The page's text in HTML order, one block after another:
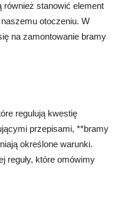
stanowić element
otoczeniu. W
na zamontowanie bramy
regulują kwestię
przepisami, **bramy
określone warunki.
reguły, które omówimy